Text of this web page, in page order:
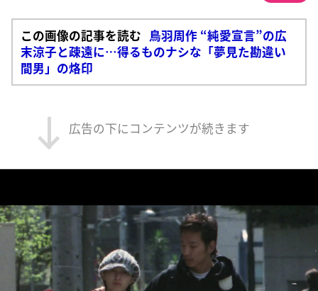
この画像の記事を読む 鳥羽周作 “純愛宣言”の広
末涼子と疎遠に…得るものナシな「夢見た勘違い
間男」の烙印
広告の下にコンテンツが続きます